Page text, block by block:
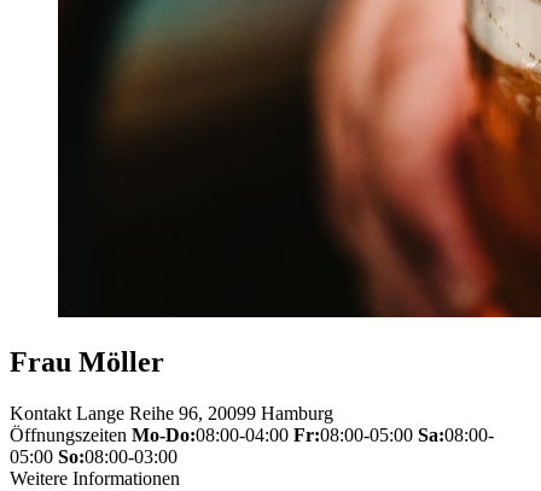
Frau Möller
Kontakt Lange Reihe 96, 20099 Hamburg
Öffnungszeiten Mo-Do:08:00-04:00 Fr:08:00-05:00 Sa:08:00-
05:00 So:08:00-03:00
Weitere Informationen